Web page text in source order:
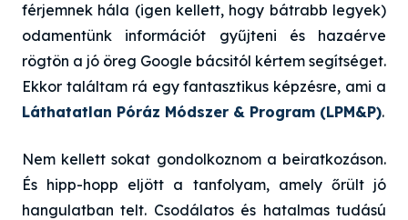
férjemnek hála (igen kellett, hogy bátrabb legyek)
odamentünk információt gyűjteni és hazaérve
rögtön a jó öreg Google bácsitól kértem segítséget.
Ekkor találtam rá egy fantasztikus képzésre, ami a
Láthatatlan Póráz Módszer & Program (LPM&P).
Nem kellett sokat gondolkoznom a beiratkozáson.
És hipp-hopp eljött a tanfolyam, amely őrült jó
hangulatban telt. Csodálatos és hatalmas tudású